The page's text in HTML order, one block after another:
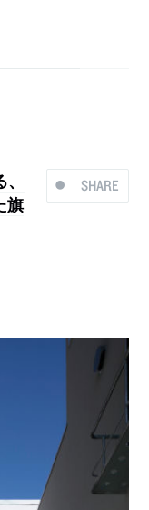
SHARE
旗